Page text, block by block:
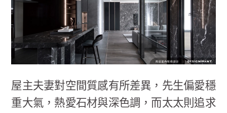
屋主夫妻對空間質感有所差異，先生偏愛穩
重大氣，熱愛石材與深色調，而太太則追求